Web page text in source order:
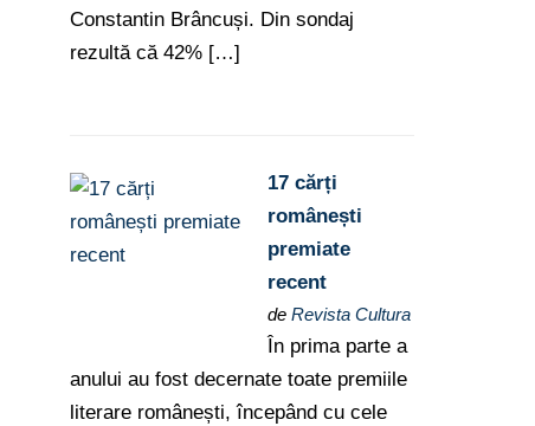
Constantin Brâncuși. Din sondaj
rezultă că 42% […]
17 cărți
românești
premiate
recent
de Revista Cultura
În prima parte a
anului au fost decernate toate premiile
literare românești, începând cu cele